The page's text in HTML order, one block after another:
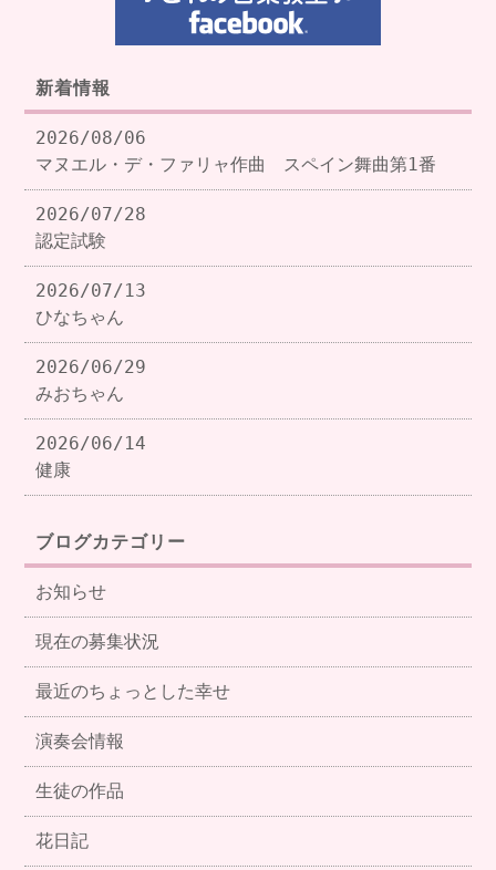
新着情報
2026/08/06
マヌエル・デ・ファリャ作曲 スペイン舞曲第1番
2026/07/28
認定試験
2026/07/13
ひなちゃん
2026/06/29
みおちゃん
2026/06/14
健康
ブログカテゴリー
お知らせ
現在の募集状況
最近のちょっとした幸せ
演奏会情報
生徒の作品
花日記